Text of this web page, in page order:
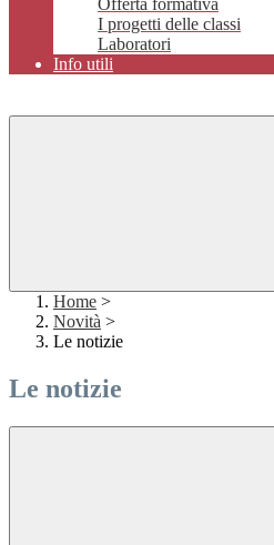
Offerta formativa
I progetti delle classi
Laboratori
Info utili
Home >
Novità >
Le notizie
Le notizie